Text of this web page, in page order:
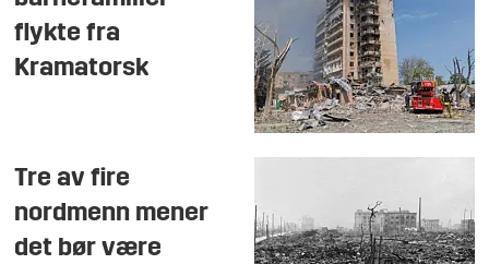
flykte fra
Kramatorsk
Tre av fire
nordmenn mener
det bør være